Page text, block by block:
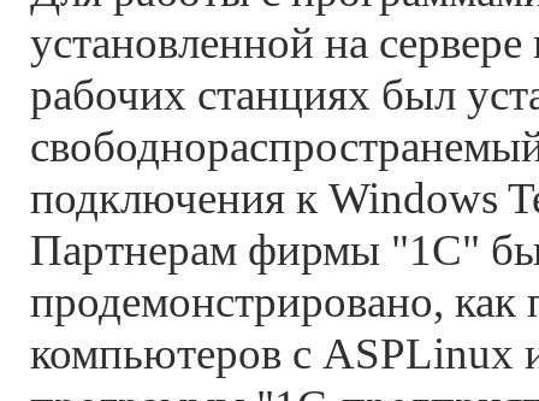
установленной на
рабочих станциях был
подключения к Windows
Партнерам фирмы "1С"
продемонстрировано, как
компьютеров с ASPLinux